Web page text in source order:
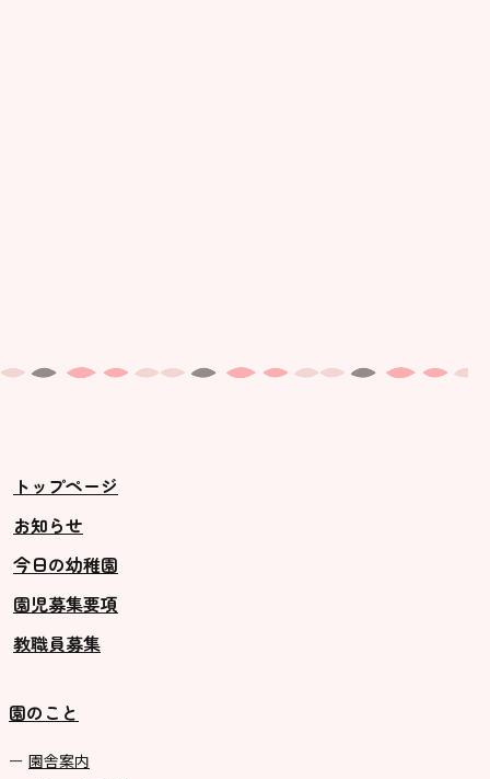
トップページ
お知らせ
今日の幼稚園
園児募集要項
教職員募集
園のこと
園舎案内